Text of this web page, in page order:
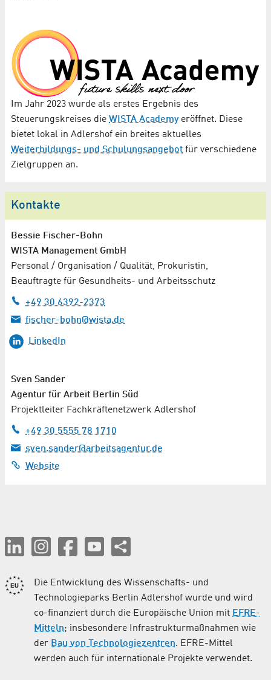
Im Jahr 2023 wurde als erstes Ergebnis des
Steuerungskreises die WISTA Academyeröffnet. Diese
bietet lokal in Adlershof ein breites aktuelles
Weiterbildungs- und Schulungsangebot für verschiedene
Zielgruppen an.
Kontakte
Bessie Fischer-Bohn
WISTA Management GmbH
Personal / Organisation / Qualität, Prokuristin,
Beauftragte für Gesundheits- und Arbeitsschutz
+49 30 6392-2373
fischer-bohn@wista.de
LinkedIn
Sven Sander
Agentur für Arbeit Berlin Süd
Projektleiter Fachkräftenetzwerk Adlershof
+49 30 5555 78 1710
sven.sander@arbeitsagentur.de
Website
Die Entwicklung des Wissenschafts- und
Technologieparks Berlin Adlershof wurde und wird
co-finanziert durch die Europäische Union mit EFRE-
Mitteln; insbesondere Infrastrukturmaßnahmen wie
der Bau von Technologiezentren. EFRE-Mittel
werden auch für internationale Projekte verwendet.